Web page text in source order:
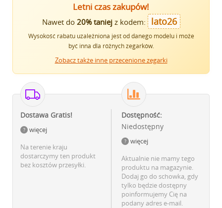
Letni czas zakupów!
Nawet do 20% taniejz kodem: lato26
Wysokość rabatu uzależniona jest od danego modelu i może
być inna dla różnych zegarków.
Zobacz także inne przecenione zegarki
Dostawa Gratis!
więcej
Na terenie kraju
dostarczymy ten produkt
bez kosztów przesyłki.
Dostępność:
Niedostępny
więcej
Aktualnie nie mamy tego
produktu na magazynie.
Dodaj go do schowka, gdy
tylko będzie dostępny
poinformujemy Cię na
podany adres e-mail.